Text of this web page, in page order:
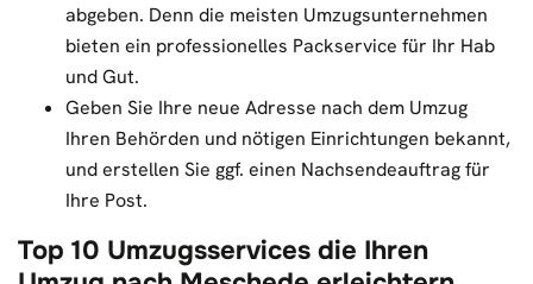
abgeben. Denn die meisten Umzugsunternehmen
bieten ein professionelles Packservice für Ihr Hab
und Gut.
Geben Sie Ihre neue Adresse nach dem Umzug
Ihren Behörden und nötigen Einrichtungen bekannt,
und erstellen Sie ggf. einen Nachsendeauftrag für
Ihre Post.
Top 10 Umzugsservices die Ihren